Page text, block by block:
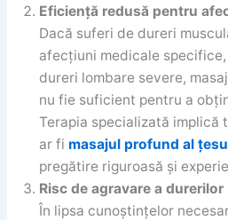
Eficiență redusă pentru
Dacă suferi de dureri
afecțiuni medicale
dureri lombare severe,
nu fie suficient pentru a
Terapia specializată implică
ar fi masajul profund al
pregătire riguroasă și
Risc de agravare a durerilor
În lipsa cunoștințelor